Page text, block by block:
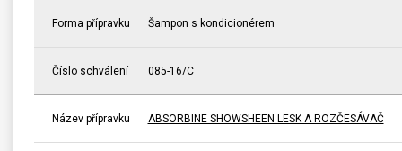
Forma přípravku Šampon s kondicionérem
Číslo schválení 085-16/C
Název přípravku ABSORBINE SHOWSHEEN LESK A ROZČESÁVAČ